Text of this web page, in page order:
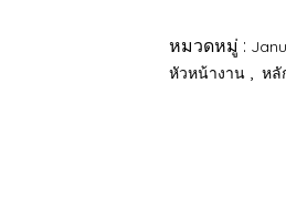
หมวดหมู่ :
หัวหน้างาน
หลั